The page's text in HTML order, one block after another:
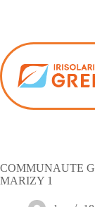
COMMUNAUTE
MARIZY 1